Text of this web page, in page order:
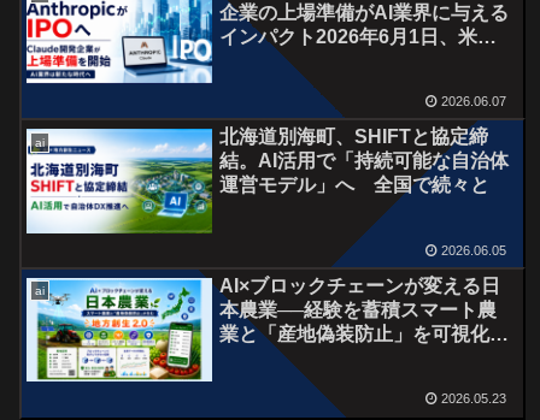
企業の上場準備がAI業界に与える
インパクト2026年6月1日、米証
券取引委員会（SEC）へIPOのた
めの登録書類を非公開で提出。AI
関連の巨大資本が続々と
2026.06.07
ai
北海道別海町、SHIFTと協定締
結。AI活用で「持続可能な自治体
運営モデル」へ 全国で続々と
2026.06.05
ai
AI×ブロックチェーンが変える日
本農業──経験を蓄積スマート農
業と「産地偽装防止」を可視化が
生む地方創生2.0
2026.05.23